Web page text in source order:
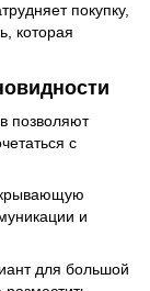
покупку,
которая
позволяют
с
и
для большой